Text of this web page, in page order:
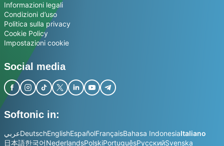
Informazioni legali
Condizioni d’uso
Politica sulla privacy
Cookie Policy
Impostazioni cookie
Social media
Softonic in:
عربيDeutschEnglishEspañolFrançaisBahasa IndonesiaItaliano
日本語한국어NederlandsPolskiPortuguêsРусскийSvenska